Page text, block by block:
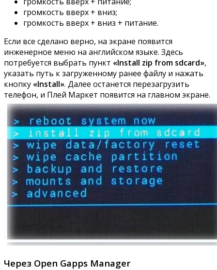
громкость вверх + вниз;
громкость вверх + вниз + питание.
Если все сделано верно, на экране появится
инженерное меню на английском языке. Здесь
потребуется выбрать пункт «Install zip from sdcard»,
указать путь к загруженному ранее файлу и нажать
кнопку «Install». Далее останется перезагрузить
телефон, и Плей Маркет появится на главном экране.
Через Open Gapps Manager